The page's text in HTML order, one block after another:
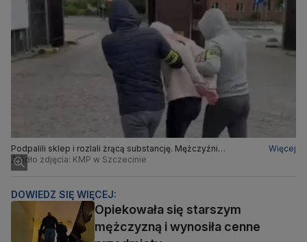
Podpalili sklep i rozlali żrącą substancję. Mężczyźni
zatrzymani w Szczecinie
Więcej
Źródło zdjęcia: KMP w Szczecinie
DOWIEDZ SIĘ WIĘCEJ:
Opiekowała się starszym
mężczyzną i wynosiła cenne